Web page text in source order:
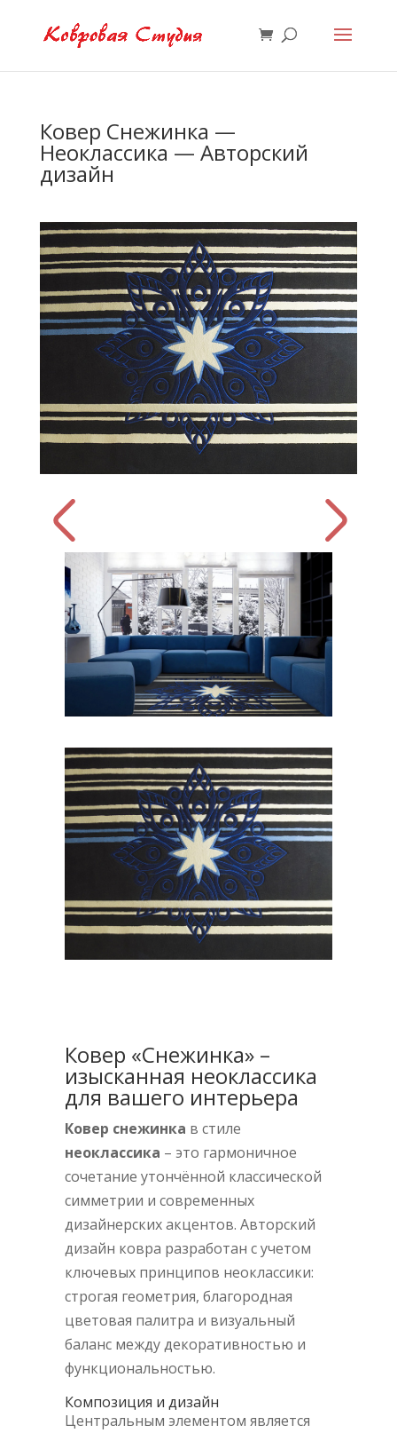
Ковер Снежинка —
Неоклассика — Авторский
дизайн
Ковер «Снежинка» –
изысканная неоклассика
для вашего интерьера
Ковер снежинка в стиле
неоклассика – это гармоничное
сочетание утончённой классической
симметрии и современных
дизайнерских акцентов. Авторский
дизайн ковра разработан с учетом
ключевых принципов неоклассики:
строгая геометрия, благородная
цветовая палитра и визуальный
баланс между декоративностью и
функциональностью.
Композиция и дизайн
Центральным элементом является